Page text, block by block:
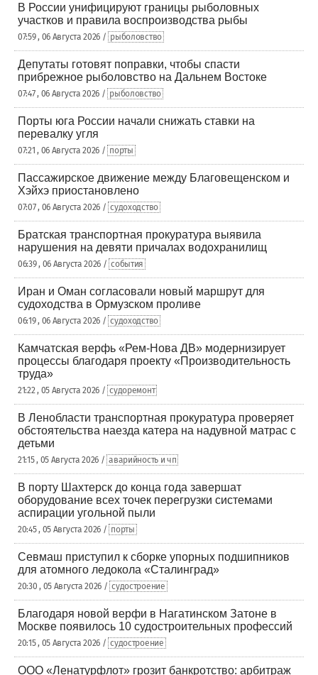
В России унифицируют границы рыболовных
участков и правила воспроизводства рыбы
07:59 , 06 Августа 2026 / рыболовство
Депутаты готовят поправки, чтобы спасти
прибрежное рыболовство на Дальнем Востоке
07:47 , 06 Августа 2026 / рыболовство
Порты юга России начали снижать ставки на
перевалку угля
07:21 , 06 Августа 2026 / порты
Пассажирское движение между Благовещенском и
Хэйхэ приостановлено
07:07 , 06 Августа 2026 / судоходство
Братская транспортная прокуратура выявила
нарушения на девяти причалах водохранилищ
06:39 , 06 Августа 2026 / события
Иран и Оман согласовали новый маршрут для
судоходства в Ормузском проливе
06:19 , 06 Августа 2026 / судоходство
Камчатская верфь «Рем-Нова ДВ» модернизирует
процессы благодаря проекту «Производительность
труда»
21:22 , 05 Августа 2026 / судоремонт
В Ленобласти транспортная прокуратура проверяет
обстоятельства наезда катера на надувной матрас с
детьми
21:15 , 05 Августа 2026 / аварийность и чп
В порту Шахтерск до конца года завершат
оборудование всех точек перегрузки системами
аспирации угольной пыли
20:45 , 05 Августа 2026 / порты
Севмаш приступил к сборке упорных подшипников
для атомного ледокола «Сталинград»
20:30 , 05 Августа 2026 / судостроение
Благодаря новой верфи в Нагатинском Затоне в
Москве появилось 10 судостроительных профессий
20:15 , 05 Августа 2026 / судостроение
ООО «Ленатурфлот» грозит банкротство: арбитраж